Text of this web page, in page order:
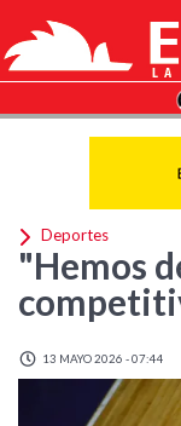
Deportes
"Hemos
13 MAYO 2026 - 07:44